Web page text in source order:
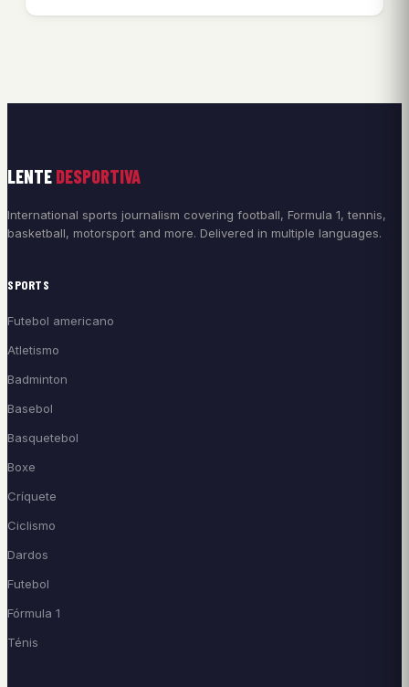
LENTE DESPORTIVA
International sports journalism covering football, Formula 1, tennis,
basketball, motorsport and more. Delivered in multiple languages.
SPORTS
Futebol americano
Atletismo
Badminton
Basebol
Basquetebol
Boxe
Críquete
Ciclismo
Dardos
Futebol
Fórmula 1
Ténis